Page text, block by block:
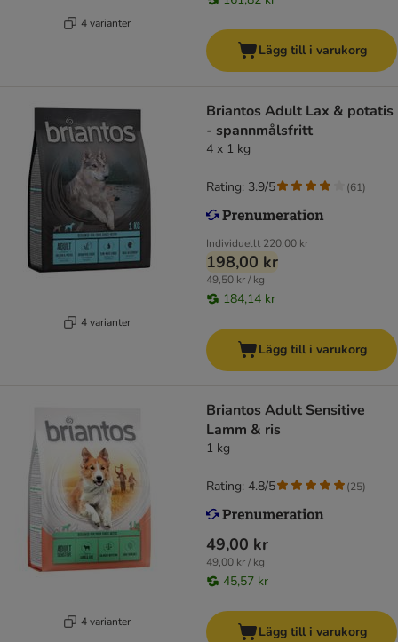
4 varianter
Lägg till i varukorg
4 varianter
Briantos Adult Lax & potatis
- spannmålsfritt
4 x 1 kg
Individuellt 220,00 kr
198,00 kr
49,50 kr / kg
184,14 kr
Rating: 3.9/5 (61)
Lägg till i varukorg
4 varianter
Briantos Adult Sensitive
Lamm & ris
1 kg
49,00 kr
49,00 kr / kg
45,57 kr
Rating: 4.8/5 (25)
Lägg till i varukorg